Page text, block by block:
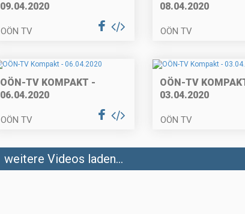
09.04.2020
OÖN TV
08.04.2020
OÖN TV
OÖN-TV KOMPAKT -
06.04.2020
OÖN TV
OÖN-TV
03.04.2020
OÖN TV
weitere Videos laden...